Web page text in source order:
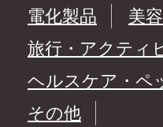
電化製品
美容
旅行・アクティ
ヘルスケア・ペ
その他